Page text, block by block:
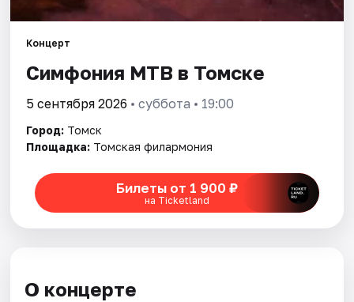
Концерт
Симфония МТВ в Томске
5 сентября 2026 • суббота • 19:00
Город: Томск
Площадка: Томская филармония
Билеты от 1 900 ₽
на Ticketland
О концерте